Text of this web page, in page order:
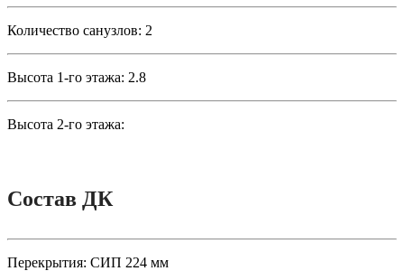
Количество санузлов: 2
Высота 1-го этажа: 2.8
Высота 2-го этажа:
Состав ДК
Перекрытия: СИП 224 мм